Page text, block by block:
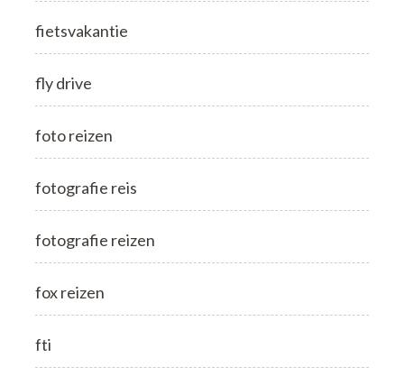
fietsvakantie
fly drive
foto reizen
fotografie reis
fotografie reizen
fox reizen
fti